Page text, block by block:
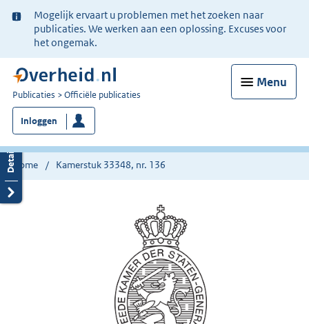
Ter
informatie:
Mogelijk ervaart u problemen met het zoeken naar
publicaties. We werken aan een oplossing. Excuses voor
het ongemak.
Menu
U
bent
nu
hier:
Publicaties Officiële publicaties
Inloggen
Home Kamerstuk 33348, nr. 136